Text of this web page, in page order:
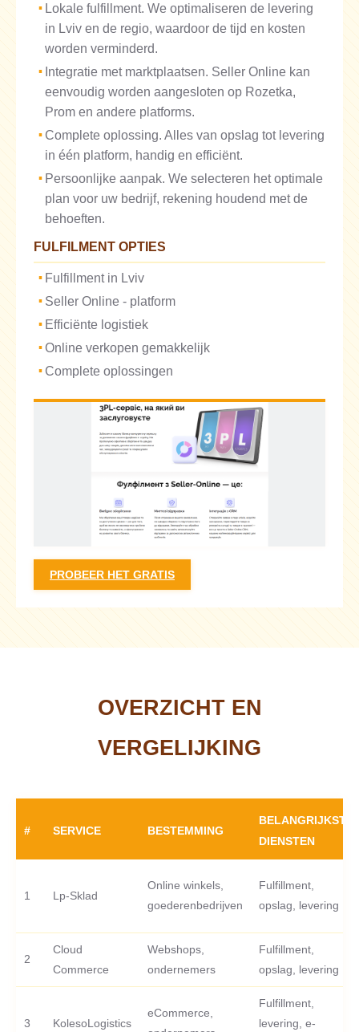
Lokale fulfillment. We optimaliseren de levering
in Lviv en de regio, waardoor de tijd en kosten
worden verminderd.
Integratie met marktplaatsen. Seller Online kan
eenvoudig worden aangesloten op Rozetka,
Prom en andere platforms.
Complete oplossing. Alles van opslag tot levering
in één platform, handig en efficiënt.
Persoonlijke aanpak. We selecteren het optimale
plan voor uw bedrijf, rekening houdend met de
behoeften.
FULFILMENT OPTIES
Fulfillment in Lviv
Seller Online - platform
Efficiënte logistiek
Online verkopen gemakkelijk
Complete oplossingen
PROBEER HET GRATIS
OVERZICHT EN
VERGELIJKING
# SERVICE BESTEMMING
BELANGRIJKSTE
DIENSTEN
1 Lp-Sklad
Online winkels,
goederenbedrijven
Fulfillment,
opslag, levering
2
Cloud
Commerce
Webshops,
ondernemers
Fulfillment,
opslag, levering
3 KolesoLogistics
eCommerce,
Fulfillment,
levering, e-